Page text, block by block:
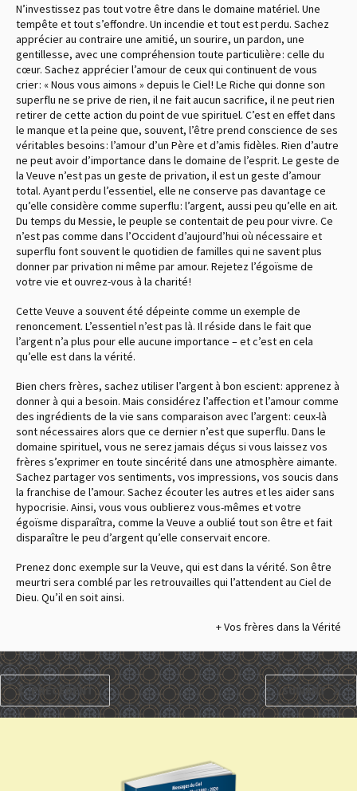
N’investissez pas tout votre être dans le domaine matériel. Une
tempête et tout s’effondre. Un incendie et tout est perdu. Sachez
apprécier au contraire une amitié, un sourire, un pardon, une
gentillesse, avec une compréhension toute particulière : celle du
cœur. Sachez apprécier l’amour de ceux qui continuent de vous
crier : « Nous vous aimons » depuis le Ciel ! Le Riche qui donne son
superflu ne se prive de rien, il ne fait aucun sacrifice, il ne peut rien
retirer de cette action du point de vue spirituel. C’est en effet dans
le manque et la peine que, souvent, l’être prend conscience de ses
véritables besoins : l’amour d’un Père et d’amis fidèles. Rien d’autre
ne peut avoir d’importance dans le domaine de l’esprit. Le geste de
la Veuve n’est pas un geste de privation, il est un geste d’amour
total. Ayant perdu l’essentiel, elle ne conserve pas davantage ce
qu’elle considère comme superflu : l’argent, aussi peu qu’elle en ait.
Du temps du Messie, le peuple se contentait de peu pour vivre. Ce
n’est pas comme dans l’Occident d’aujourd’hui où nécessaire et
superflu font souvent le quotidien de familles qui ne savent plus
donner par privation ni même par amour. Rejetez l’égoïsme de
votre vie et ouvrez-vous à la charité !
Cette Veuve a souvent été dépeinte comme un exemple de
renoncement. L’essentiel n’est pas là. Il réside dans le fait que
l’argent n’a plus pour elle aucune importance – et c’est en cela
qu’elle est dans la vérité.
Bien chers frères, sachez utiliser l’argent à bon escient : apprenez à
donner à qui a besoin. Mais considérez l’affection et l’amour comme
des ingrédients de la vie sans comparaison avec l’argent : ceux-là
sont nécessaires alors que ce dernier n’est que superflu. Dans le
domaine spirituel, vous ne serez jamais déçus si vous laissez vos
frères s’exprimer en toute sincérité dans une atmosphère aimante.
Sachez partager vos sentiments, vos impressions, vos soucis dans
la franchise de l’amour. Sachez écouter les autres et les aider sans
hypocrisie. Ainsi, vous vous oublierez vous-mêmes et votre
égoïsme disparaîtra, comme la Veuve a oublié tout son être et fait
disparaître le peu d’argent qu’elle conservait encore.
Prenez donc exemple sur la Veuve, qui est dans la vérité. Son être
meurtri sera comblé par les retrouvailles qui l’attendent au Ciel de
Dieu. Qu’il en soit ainsi.
+ Vos frères dans la Vérité
PRÉCÉDENT SUIVANT